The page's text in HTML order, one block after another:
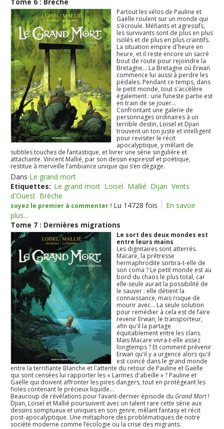
Partout les vélos de Pauline et
Gaëlle roulent sur un monde qui
s'écroule. Méfiants et agressifs,
les survivants sont de plus en plus
isolés et de plus en plus craintifs.
La situation empire d'heure en
heure, et il reste encore un sacré
bout de route pour rejoindre la
Bretagne... La Bretagne où Erwan
commence lui aussi à perdre les
pédales. Pendant ce temps, dans
le petit monde, tout s'accélère
également : une funeste partie est
en train de se jouer...
Confrontant une galerie de
personnages ordinaires à un
terrible destin, Loisel et Djian
trouvent un ton juste et intelligent
pour revisiter le récit
apocalyptique, y mêlant de
subtiles touches de fantastique, et livrer une série singulière et
attachante. Vincent Mallié, par son dessin expressif et poétique,
restitue à merveille l’ambiance unique qui s’en dégage.
Dans Le grand mort
Etiquettes: Le grand mort Loisel Mallié Dijan Vents
d'Ouest Brèche
soyez le premier à commenter ! Lu 14728 fois
En savoir
plus...
Tome 7 : Dernières migrations
Le sort des deux mondes est
entre leurs mains
Les dignitaires sont atterrés.
Macare, la prêtresse
hermaphrodite sortira-t-elle de
son coma ? Le petit monde est au
bord du chaos le plus total, car
elle-seule aurait la possibilité de
le sauver : elle détient la
connaissance, mais risque de
mourir avec... La seule solution
pour remédier à cela est de faire
revenir Erwan, le transporteur,
afin qu'il la partage
équitablement entre les clans.
Mais Macare vivra-t-elle assez
longtemps ? Et comment prévenir
Erwan qu'il y a urgence alors qu'il
est coincé dans le grand monde
entre la terrifiante Blanche et l'attente du retour de Pauline et Gaëlle
qui sont censées lui rapporter les « Larmes d'abeille » ? Pauline et
Gaëlle qui doivent affronter les pires dangers, tout en protégeant les
fioles contenant le précieux liquide...
Beaucoup de révélations pour l’avant-dernier épisode du Grand Mort!
Djian, Loisel et Mallié poursuivent avec un talent rare cette série aux
dessins somptueux et uniques en son genre, mêlant fantasy et récit
post-apocalyptique. Une métaphore des problématiques de notre
société moderne comme l’écologie ou la crise des migrants.